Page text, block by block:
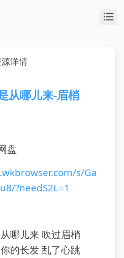
详情
从哪儿来-眉梢
盘
s/Ga
?needS2L=1
哪儿来 吹过眉梢
的长发 乱了心跳